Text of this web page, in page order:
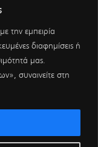
την εμπειρία
διαφημίσεις ή
μας.
συναινείτε στη